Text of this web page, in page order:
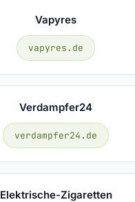
Vapyres
vapyres.de
Verdampfer24
verdampfer24.de
Elektrische-Zigaretten